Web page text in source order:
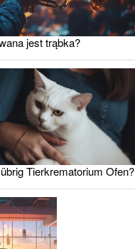
jest trąbka?
Tierkrematorium Ofen?